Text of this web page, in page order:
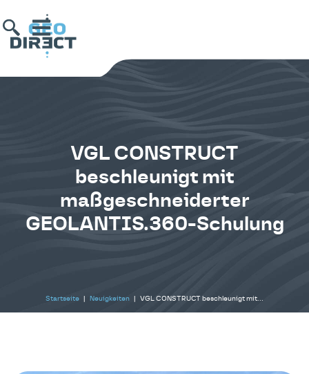
VGL CONSTRUCT
beschleunigt mit
maßgeschneiderter
GEOLANTIS.360-Schulung
Startseite Neuigkeiten VGL CONSTRUCT beschleunigt mit…